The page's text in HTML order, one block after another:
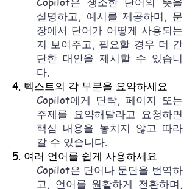
설명하고, 예시를 제공하며, 문
장에서 단어가 어떻게 사용되는
지 보여주고, 필요할 경우 더 간
단한 대안을 제시할 수 있습니
다.
4. 텍스트의 각 부분을 요약하세요
Copilot에게 단락, 페이지 또는
주제를 요약해달라고 요청하면
핵심 내용을 놓치지 않고 따라
갈 수 있습니다.
5. 여러 언어를 쉽게 사용하세요
Copilot은 단어나 문단을 번역하
고, 언어를 원활하게 전환하며,